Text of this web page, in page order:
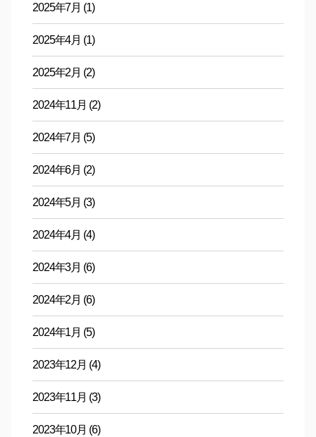
2025年7月 (1)
2025年4月 (1)
2025年2月 (2)
2024年11月 (2)
2024年7月 (5)
2024年6月 (2)
2024年5月 (3)
2024年4月 (4)
2024年3月 (6)
2024年2月 (6)
2024年1月 (5)
2023年12月 (4)
2023年11月 (3)
2023年10月 (6)